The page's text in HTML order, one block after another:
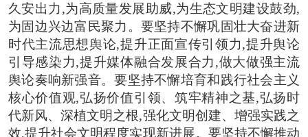
久安出力,为高质量发展助威,为生态文明建设鼓劲,
为固边兴边富民聚力。要坚持不懈巩固壮大奋进新
时代主流思想舆论,提升正面宣传引领力,提升舆论
引导感染力,提升媒体融合发展合力,做大做强主流
舆论奏响新强音。要坚持不懈培育和践行社会主义
核心价值观,弘扬价值引领、筑牢精神之基,弘扬时
代新风、深植文明之根,强化文明创建、增强实践之
效,提升社会文明程度实现新进展。要坚持不懈推动